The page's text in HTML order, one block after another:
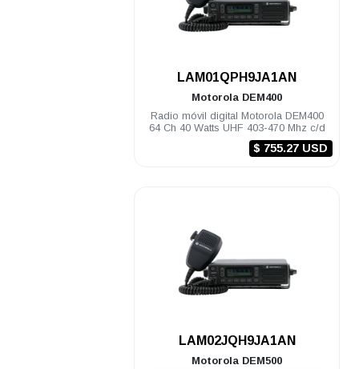
LAM01QPH9JA1AN
Motorola DEM400
Radio móvil digital Motorola DEM400
64 Ch 40 Watts UHF 403-470 Mhz c/d
$ 755.27 USD
LAM02JQH9JA1AN
Motorola DEM500